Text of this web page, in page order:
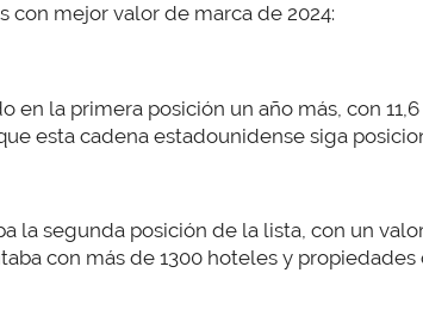
con mejor valor de marca de 2024:
en la primera posición un año más, con
esta cadena estadounidense siga
la segunda posición de la lista, con un
con más de 1300 hoteles y